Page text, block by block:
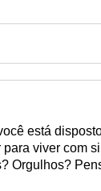
está
viver com
Orgulhos?